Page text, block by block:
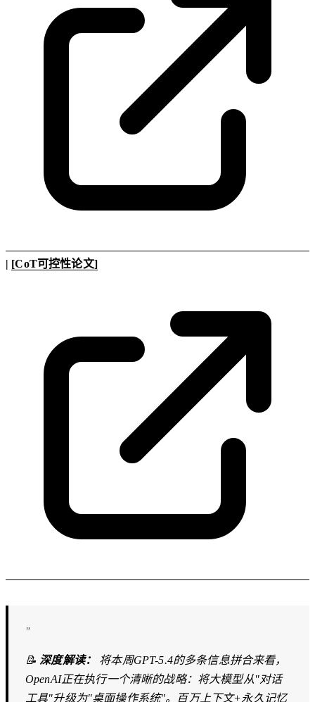
| [CoT可控性论文]
"
📝 深度解读：
将本周GPT-5.4的多条信息拼合来看，
OpenAI正在执行一个清晰的战略：将大模型从"对话
工具"升级为"桌面操作系统"。百万上下文+永久记忆